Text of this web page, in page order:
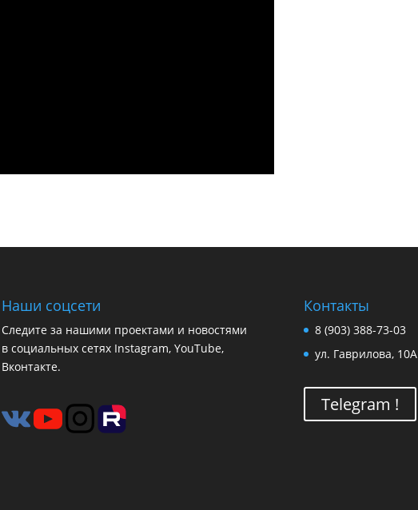
Наши соцсети
Следите за нашими проектами и новостями
в социальных сетях Instagram, YouTube,
Вконтакте.
Контакты
8 (903) 388-73-03
ул. Гаврилова, 10А
Telegram !